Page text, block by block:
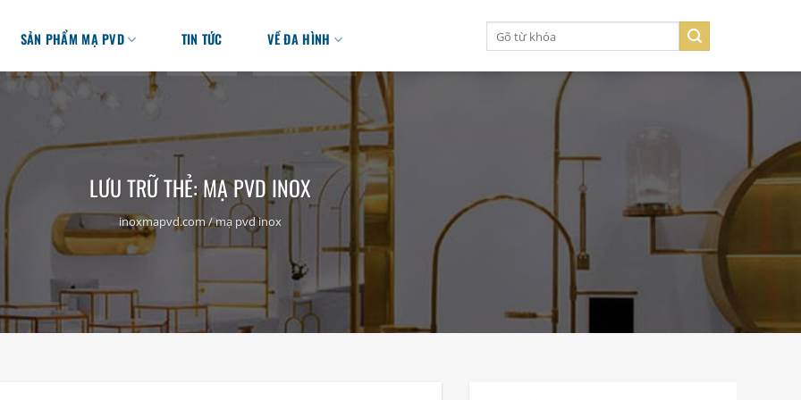
SẢN PHẨM MẠ PVD TIN TỨC VỀ ĐA HÌNH
kiếm:
LƯU TRỮ THẺ:MẠ PVD INOX
inoxmapvd.com/mạ pvd inox